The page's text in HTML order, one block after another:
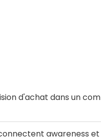
d'achat dans un
awareness et